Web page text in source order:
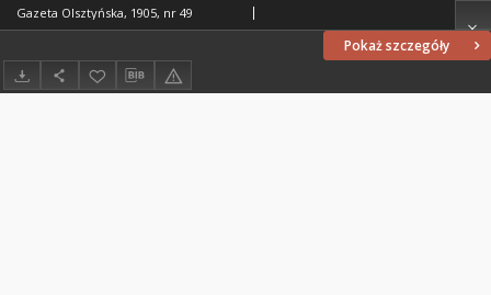
Pokaż szczegóły
Gazeta Olsztyńska, 1905, nr 49